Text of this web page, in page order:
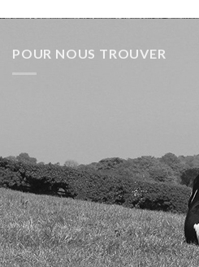
POUR NOUS TROUVER